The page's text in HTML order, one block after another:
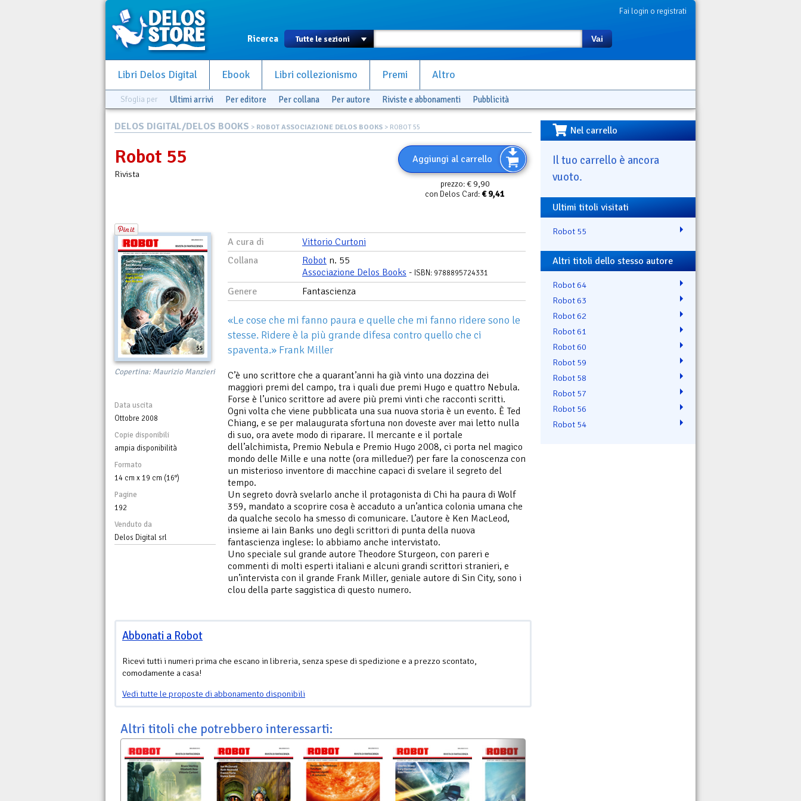
Fai login o registrati
Ricerca Vai
Libri Delos Digital Ebook Libri collezionismo Premi Altro
Sfoglia per Ultimi arrivi Per editore Per collana Per autore Riviste e abbonamenti Pubblicità
DELOS DIGITAL/DELOS BOOKS > ROBOT ASSOCIAZIONE DELOS BOOKS > ROBOT 55
Aggiungi al carrello
prezzo:€ 9,90
con Delos Card: €9,41
Robot 55
Rivista
Copertina: Maurizio Manzieri
Data uscita
Ottobre 2008
Copie disponibili
ampia disponibilità
Formato
14 cm x 19 cm (16°)
Pagine
192
Venduto da
Delos Digital srl
A cura di
Vittorio Curtoni
Collana
Robot n. 55
Associazione Delos Books - ISBN: 9788895724331
Genere Fantascienza
«Le cose che mi fanno paura e quelle che mi fanno ridere sono le
stesse. Ridere è la più grande difesa contro quello che ci
spaventa.» Frank Miller
C’è uno scrittore che a quarant’anni ha già vinto una dozzina dei
maggiori premi del campo, tra i quali due premi Hugo e quattro Nebula.
Forse è l’unico scrittore ad avere più premi vinti che racconti scritti.
Ogni volta che viene pubblicata una sua nuova storia è un evento. È Ted
Chiang, e se per malaugurata sfortuna non doveste aver mai letto nulla
di suo, ora avete modo di riparare. Il mercante e il portale
dell’alchimista, Premio Nebula e Premio Hugo 2008, ci porta nel magico
mondo delle Mille e una notte (ora milledue?) per fare la conoscenza con
un misterioso inventore di macchine capaci di svelare il segreto del
tempo.
Un segreto dovrà svelarlo anche il protagonista di Chi ha paura di Wolf
359, mandato a scoprire cosa è accaduto a un’antica colonia umana che
da qualche secolo ha smesso di comunicare. L’autore è Ken MacLeod,
insieme ai Iain Banks uno degli scrittori di punta della nuova
fantascienza inglese: lo abbiamo anche intervistato.
Uno speciale sul grande autore Theodore Sturgeon, con pareri e
commenti di molti esperti italiani e alcuni grandi scrittori stranieri, e
un’intervista con il grande Frank Miller, geniale autore di Sin City, sono i
clou della parte saggistica di questo numero.
Abbonati a Robot
Ricevi tutti i numeri prima che escano in libreria, senza spese di spedizione e a prezzo scontato,
comodamente a casa!
Vedi tutte le proposte di abbonamento disponibili
Altri titoli che potrebbero interessarti:
Nel carrello
Il tuo carrello è ancora
vuoto.
Ultimi titoli visitati
Robot 55
Altri titoli dello stesso autore
Robot 64
Robot 63
Robot 62
Robot 61
Robot 60
Robot 59
Robot 58
Robot 57
Robot 56
Robot 54